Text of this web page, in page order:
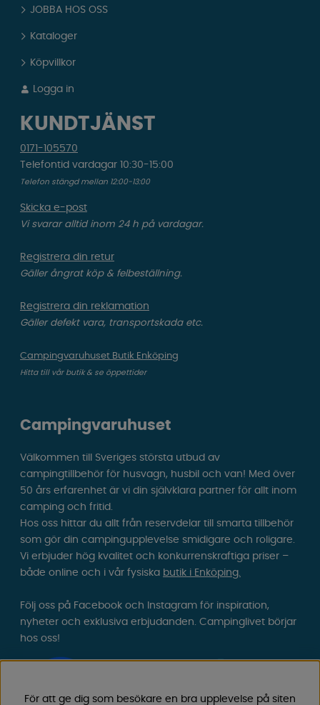
JOBBA HOS OSS
Kataloger
Köpvillkor
Logga in
KUNDTJÄNST
0171-105570
Telefontid vardagar 10:30-15:00
Telefon stängd mellan 12:00-13:00
Skicka e-post
Vi svarar alltid inom 24 h på vardagar.
Registrera din retur
Gäller ångrat köp & felbeställning.
Registrera din reklamation
Gäller defekt vara, transportskada etc.
Campingvaruhuset Butik Enköping
Hitta till vår butik & se öppettider
Campingvaruhuset
Välkommen till Sveriges största utbud av
campingtillbehör för husvagn, husbil och van! Med över
50 års erfarenhet är vi din självklara partner för allt inom
camping och fritid.
Hos oss hittar du allt från reservdelar till smarta tillbehör
som gör din campingupplevelse smidigare och roligare.
Vi erbjuder hög kvalitet och konkurrenskraftiga priser –
både online och i vår fysiska butik i Enköping.
Följ oss på Facebook och Instagram för inspiration,
nyheter och exklusiva erbjudanden. Campinglivet börjar
hos oss!
För att ge dig som besökare en bra upplevelse på siten